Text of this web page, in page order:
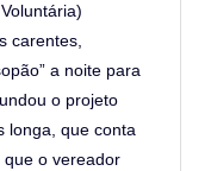
carentes,
a noite para
o projeto
longa, que conta
que o vereador